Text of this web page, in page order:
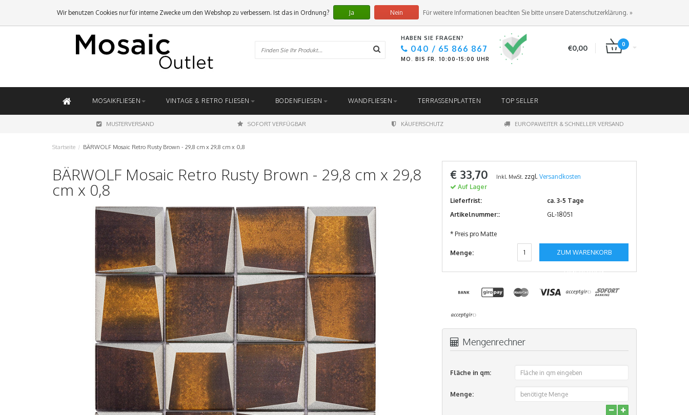
ANMELDEN KUNDENKONTO ANLEGEN
HABEN SIE FRAGEN?
040 / 65 866 867
MO. BIS FR. 10:00-15:00 UHR
€0,00 0
MOSAIKFLIESEN VINTAGE & RETRO FLIESEN BODENFLIESEN WANDFLIESEN TERRASSENPLATTEN TOP SELLER
MUSTERVERSAND SOFORT VERFÜGBAR KÄUFERSCHUTZ EUROPAWEITER & SCHNELLER VERSAND
Startseite / BÄRWOLF Mosaic Retro Rusty Brown - 29,8 cm x 29,8 cm x 0,8
BÄRWOLF Mosaic Retro Rusty Brown - 29,8 cm x 29,8
cm x 0,8
€ 33,70 Inkl. MwSt. zzgl. Versandkosten
Auf Lager
Lieferfrist:
ca. 3-5 Tage
Artikelnummer::
GL-18051
* Preis pro Matte
Menge: ZUM WARENKORB
HINZUFÜGEN
Mengenrechner
Fläche in qm:
Menge:
Wir benutzen Cookies nur für interne Zwecke um den Webshop zu verbessern. Ist das in Ordnung? Ja Nein Für weitere Informationen beachten Sie bitte unsere Datenschutzerklärung. »